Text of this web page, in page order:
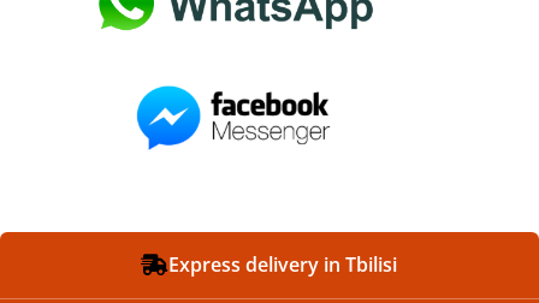
Express delivery in Tbilisi